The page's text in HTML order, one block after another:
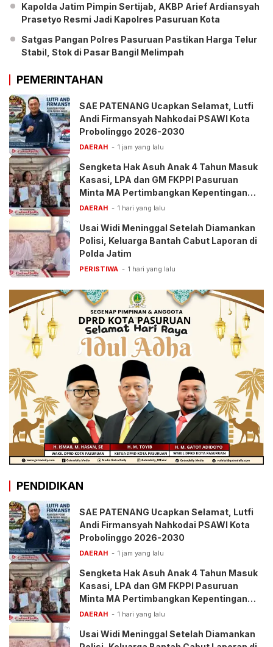
Kapolda Jatim Pimpin Sertijab, AKBP Arief Ardiansyah
Prasetyo Resmi Jadi Kapolres Pasuruan Kota
Satgas Pangan Polres Pasuruan Pastikan Harga Telur
Stabil, Stok di Pasar Bangil Melimpah
PEMERINTAHAN
SAE PATENANG Ucapkan Selamat, Lutfi
Andi Firmansyah Nahkodai PSAWI Kota
Probolinggo 2026-2030
DAERAH 1 jam yang lalu
Sengketa Hak Asuh Anak 4 Tahun Masuk
Kasasi, LPA dan GM FKPPI Pasuruan
Minta MA Pertimbangkan Kepentingan
Anak
DAERAH 1 hari yang lalu
Usai Widi Meninggal Setelah Diamankan
Polisi, Keluarga Bantah Cabut Laporan di
Polda Jatim
PERISTIWA 1 hari yang lalu
PENDIDIKAN
SAE PATENANG Ucapkan Selamat, Lutfi
Andi Firmansyah Nahkodai PSAWI Kota
Probolinggo 2026-2030
DAERAH 1 jam yang lalu
Sengketa Hak Asuh Anak 4 Tahun Masuk
Kasasi, LPA dan GM FKPPI Pasuruan
Minta MA Pertimbangkan Kepentingan
Anak
DAERAH 1 hari yang lalu
Usai Widi Meninggal Setelah Diamankan